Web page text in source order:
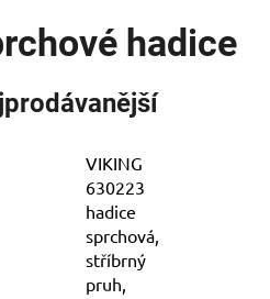
hadice
VIKING
630223
hadice
sprchová,
stříbrný
pruh,